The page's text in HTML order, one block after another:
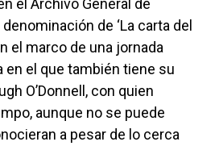
de ‘La carta del
el marco de una jornada
en el que también tiene su
O’Donnell, con quien
aunque no se puede
a pesar de lo cerca